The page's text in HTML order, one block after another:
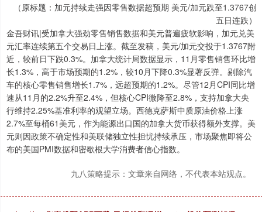
（原标题：加元持续走强因零售数据超预期 美元/加元跌至1.3767创
五日连跌）
金吾财讯|受加拿大强劲零售销售数据和美元普遍疲软影响，加元兑美
元汇率连续第五个交易日上涨。截至发稿，美元/加元交投于1.3767附
近，较前日下跌0.3%。加拿大统计局数据显示，11月零售销售环比增
长1.3%，高于市场预期的1.2%，较10月下降0.3%显著反弹。剔除汽
车的核心零售销售增长1.7%，远超预期的1.2%。尽管12月CPI同比增
速从11月的2.2%升至2.4%，但核心CPI微降至2.8%，支持加拿大央
行维持2.25%基准利率的观望立场。西德克萨斯中质原油价格上涨
2.7%至每桶61美元，作为能源出口国的加拿大货币获得额外支撑。美
元则因政策不确定性和美联储独立性担忧持续承压，市场聚焦即将公
布的美国PMI数据和密歇根大学消费者信心指数。
九八策略提示：文章来自网络，不代表本站观点。